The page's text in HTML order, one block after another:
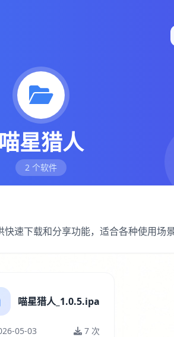
喵星猎人
2 个软件
速下载和分享功能，适合各种使用场
喵星猎人_1.0.5.ipa
05-03 7 次